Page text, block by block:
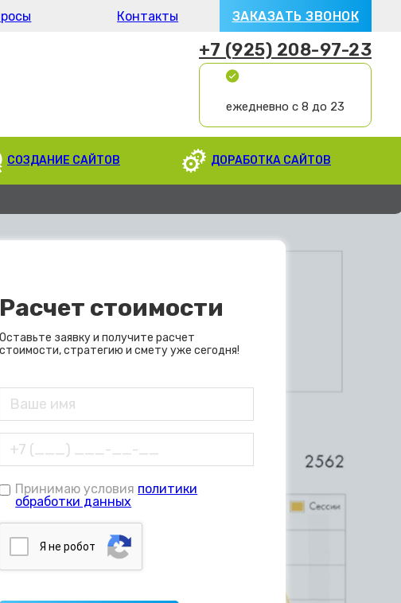
Контакты ЗАКАЗАТЬ ЗВОНОК
+7 (925) 208-97-23
ежедневно с 8 до 23
СОЗДАНИЕ САЙТОВ ДОРАБОТКА САЙТОВ
Расчет стоимости
Оставьте заявку и получите расчет
стоимости, стратегию и смету уже сегодня!
Принимаю условия политики
обработки данных
Я нe poбoт